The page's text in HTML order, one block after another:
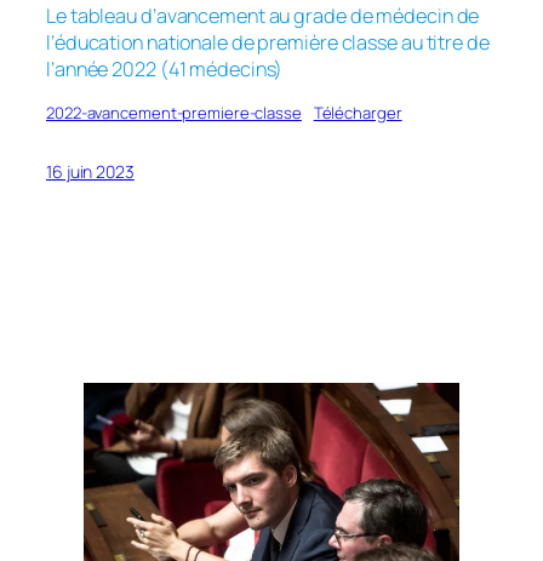
Le tableau d’avancement au grade de médecin de
l’éducation nationale de première classe au titre de
l’année 2022 (41 médecins)
2022-avancement-premiere-classe Télécharger
16 juin 2023